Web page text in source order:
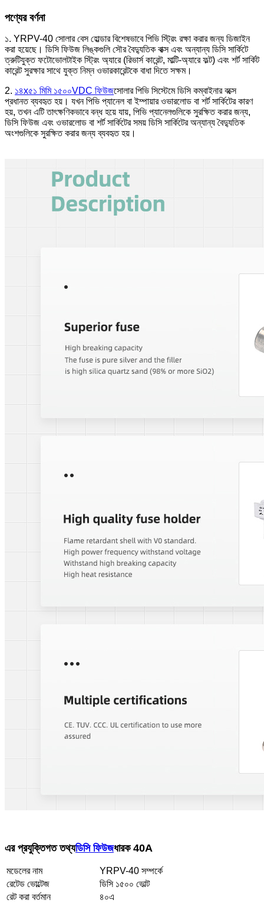
পণ্যের বর্ণনা
১. YRPV-40 সোলার বেস হোল্ডার বিশেষভাবে পিভি স্ট্রিং রক্ষা করার জন্য ডিজাইন
করা হয়েছে। ডিসি ফিউজ লিঙ্কগুলি সৌর বৈদ্যুতিক বাক্স এবং অন্যান্য ডিসি সার্কিটে
ত্রুটিযুক্ত ফটোভোলটাইক স্ট্রিং অ্যারে (রিভার্স কারেন্ট, মাল্টি-অ্যারে ফল্ট) এবং শর্ট সার্কিট
কারেন্ট সুরক্ষার সাথে যুক্ত নিম্ন ওভারকারেন্টকে বাধা দিতে সক্ষম।
2. ১৪x৫১ মিমি ১৫০০VDC ফিউজসোলার পিভি সিস্টেমে ডিসি কম্বাইনার বক্সে
প্রধানত ব্যবহৃত হয়। যখন পিভি প্যানেল বা ইম্পায়ার ওভারলোড বা শর্ট সার্কিটের কারণ
হয়, তখন এটি তাৎক্ষণিকভাবে বন্ধ হয়ে যায়, পিভি প্যানেলগুলিকে সুরক্ষিত করার জন্য,
ডিসি ফিউজ এবং ওভারলোড বা শর্ট সার্কিটের সময় ডিসি সার্কিটের অন্যান্য বৈদ্যুতিক
অংশগুলিকে সুরক্ষিত করার জন্য ব্যবহৃত হয়।
এর প্রযুক্তিগত তথ্যডিসি ফিউজধারক 40A
মডেলের নাম
YRPV-40 সম্পর্কে
রেটেড ভোল্টেজ
ডিসি ১৫০০ ভোল্ট
রেট করা বর্তমান
৪০এ